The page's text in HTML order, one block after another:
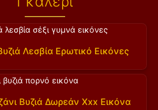
Λεσβία Ερωτικό Εικόνες
Βυζιά Δωρεάν Xxx Εικόνα